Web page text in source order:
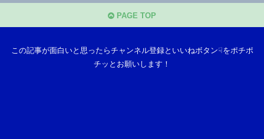
PAGE TOP
この記事が面白いと思ったらチャンネル登録といいねボタン☟をポチポ
チッとお願いします！